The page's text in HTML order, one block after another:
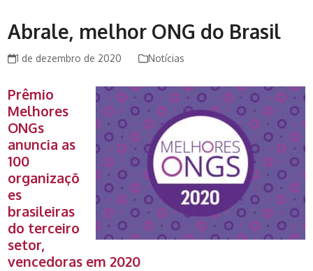
Abrale, melhor ONG do Brasil
1 de dezembro de 2020 Notícias
Prêmio
Melhores
ONGs
anuncia as
100
organizaçõ
es
brasileiras
do terceiro
setor,
vencedoras em 2020